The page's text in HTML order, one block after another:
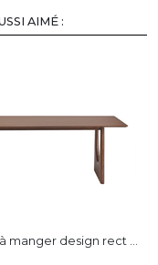
AIMÉ :
manger design rect ...